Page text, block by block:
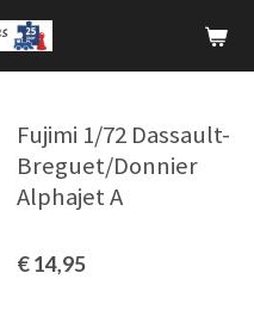
Fujimi 1/72 Dassault-
Breguet/Donnier
Alphajet A
€ 14,95